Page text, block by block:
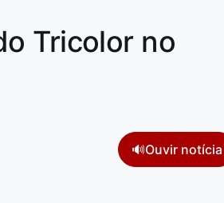
Tricolor no
🔊Ouvir notícia